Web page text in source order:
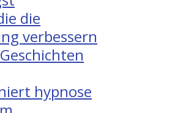
die
verbessern
hypnose